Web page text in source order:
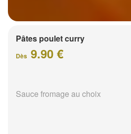
Pâtes poulet curry
Dès 9.90 €
Sauce fromage au choix